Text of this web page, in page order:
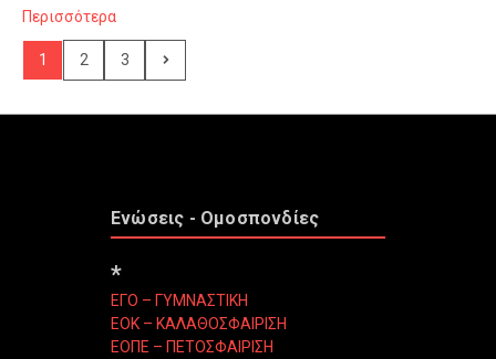
Περισσότερα
1 2 3
Ενώσεις - Ομοσπονδίες
*
ΕΓΟ – ΓΥΜΝΑΣΤΙΚΗ
ΕΟΚ – ΚΑΛΑΘΟΣΦΑΙΡΙΣΗ
ΕΟΠΕ – ΠΕΤΟΣΦΑΙΡΙΣΗ